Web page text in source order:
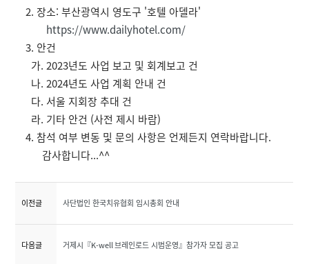
2. 장소: 부산광역시 영도구 '호텔 아델라'
https://www.dailyhotel.com/
3. 안건
가. 2023년도 사업 보고 및 회계보고 건
나. 2024년도 사업 계획 안내 건
다. 서울 지회장 추대 건
라. 기타 안건 (사전 제시 바람)
4. 참석 여부 변동 및 문의 사항은 언제든지 연락바랍니다.
감사합니다...^^
이전글 사단법인 한국치유협회 임시총회 안내
다음글 거제시『K-well 브레인로드 시범운영』참가자 모집 공고